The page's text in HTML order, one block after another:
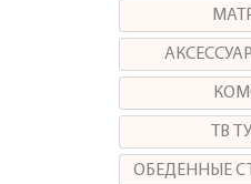
ТВ
ОБЕДЕННЫЕ